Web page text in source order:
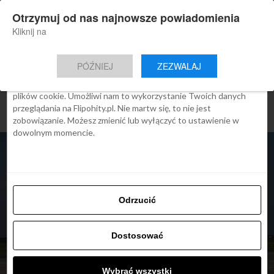
Nowa aplikacja Flipohity
Aktualne wiadomości, artykuły, TOP
Instalacja
Zgoda Szczegóły O cookies
Ta strona używa plików cookies
We Flipo robimy wszystko, aby pokazać Ci tylko te treści, które
plików cookie. Umożliwi nam to wykorzystanie Twoich danych
przeglądania na Flipohity.pl. Nie martw się, to nie jest
zobowiązanie. Możesz zmienić lub wyłączyć to ustawienie w
dowolnym momencie.
Odrzucić
Dostosować
Wybrać wszystki
Otrzymuj od nas najnowsze powiadomienia
Kliknij na
PÓŹNIEJ ZEZWALAJ